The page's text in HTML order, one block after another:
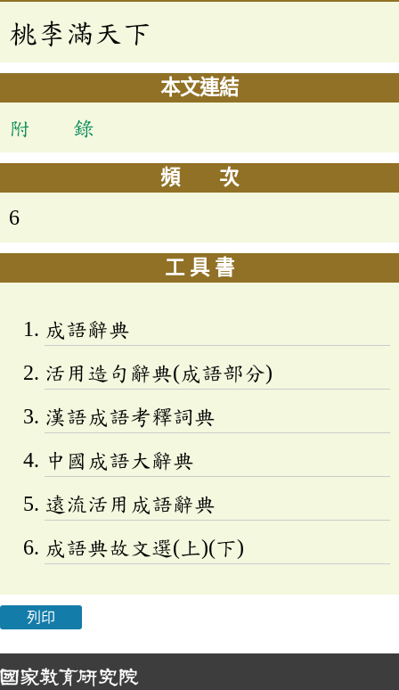
桃李滿天下
本文連結
附 錄
頻 次
6
工 具 書
成語辭典
活用造句辭典(成語部分)
漢語成語考釋詞典
中國成語大辭典
遠流活用成語辭典
成語典故文選(上)(下)
列印